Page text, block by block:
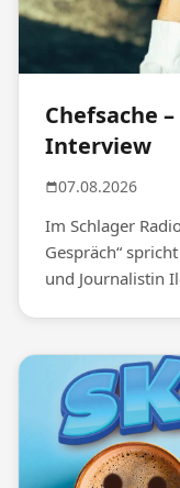
Chefsache
Interview
07.08.2026
Im Schlager
Gespräch“
und Journalistin